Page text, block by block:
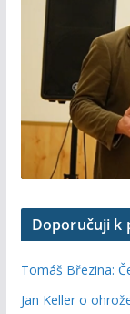
Doporučuji k
Tomáš Březina:
Jan Keller o